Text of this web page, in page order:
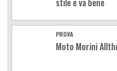
PROVA
Moto Morini